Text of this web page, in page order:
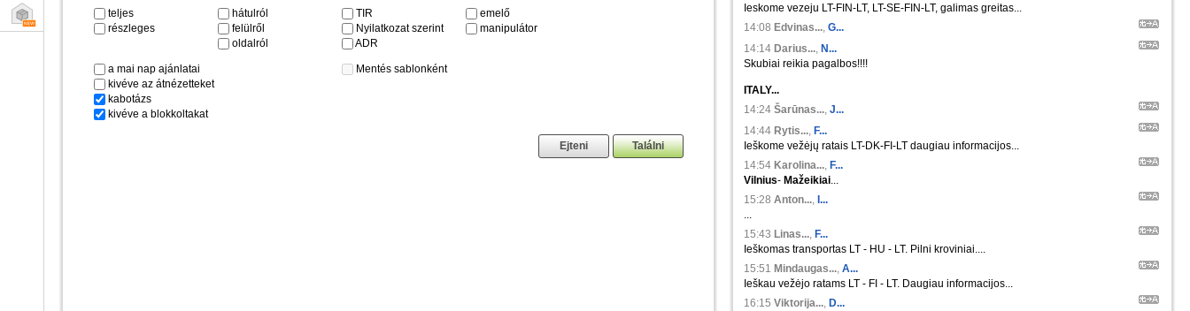
teljes
részleges
hátulról
felülről
oldalról
TIR
Nyilatkozat szerint
ADR
emelő
manipulátor
a mai nap ajánlatai
kivéve az átnézetteket
kabotázs
kivéve a blokkoltakat
Mentés sablonként
Ieskome vezeju LT-FIN-LT, LT-SE-FIN-LT, galimas greitas...
14:08 Edvinas..., G...
14:14 Darius..., N...
Skubiai reikia pagalbos!!!!
ITALY...
14:24 Šarūnas..., J...
14:44 Rytis..., F...
Ieškome vežėjų ratais LT-DK-FI-LT daugiau informacijos...
14:54 Karolina..., F...
Vilnius- Mažeikiai...
15:28 Anton..., I...
...
15:43 Linas..., F...
Ieškomas transportas LT - HU - LT. Pilni kroviniai....
15:51 Mindaugas..., A...
Ieškau vežėjo ratams LT - FI - LT. Daugiau informacijos...
16:15 Viktorija..., D...